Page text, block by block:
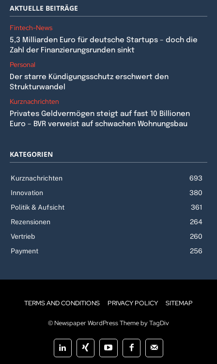
AKTUELLE BEITRÄGE
Fintech-News
5,3 Milliarden Euro für deutsche Startups – doch die
Zahl der Finanzierungsrunden sinkt
Personal
Der starre Kündigungsschutz erschwert den
Strukturwandel
Kurznachrichten
Privates Geldvermögen steigt auf fast 10 Billionen
Euro – BVR verweist auf schwachen Wohnungsbau
KATEGORIEN
Kurznachrichten
693
Innovation
380
Politik & Aufsicht
361
Rezensionen
264
Vertrieb
260
Payment
256
TERMS AND CONDITIONS PRIVACY POLICY SITEMAP
© Newspaper WordPress Theme by TagDiv